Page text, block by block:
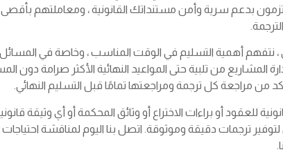
بدعم سرية وأمن مستنداتك القانونية ، ومعاملتهم بأقصى
، نتفهم أهمية التسليم في الوقت المناسب ، وخاصة في المسائل
المشاريع من تلبية حتى المواعيد النهائية الأكثر صرامة دون
من مراجعة كل ترجمة ومراجعتها تمامًا قبل التسليم النهائي.
للعقود أو براءات الاختراع أو وثائق المحكمة أو أي وثيقة
لتوفير ترجمات دقيقة وموثوقة. اتصل بنا اليوم لمناقشة احتياجات